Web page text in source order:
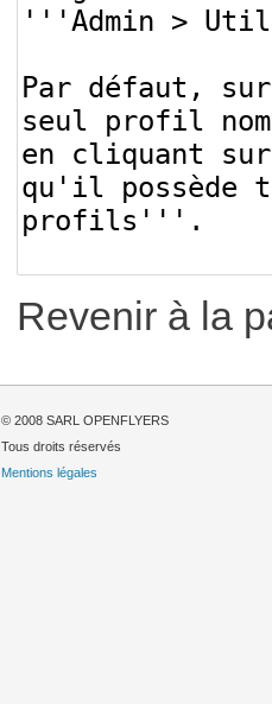
Revenir à la
© 2008 SARL OPENFLYERS
Tous droits réservés
Mentions légales